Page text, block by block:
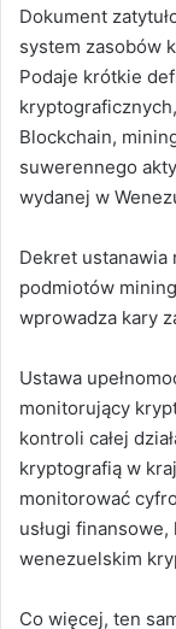
Dokument
system zasobów
Podaje krótkie
Blockchain,
suwerennego
wydanej w
Dekret
podmiotów
wprowadza kary
Ustawa
monitorujący
kontroli całej
kryptografią w
monitorować
usługi
wenezuelskim
Co więcej, ten